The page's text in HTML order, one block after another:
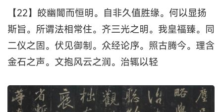
【22】皎幽闇而恒明。自非久值胜缘。何以显扬
斯旨。所谓法相常住。齐三光之明。我皇福臻。同
二仪之固。伏见御制。众经论序。照古腾今。理含
金石之声。文抱风云之润。治辄以轻